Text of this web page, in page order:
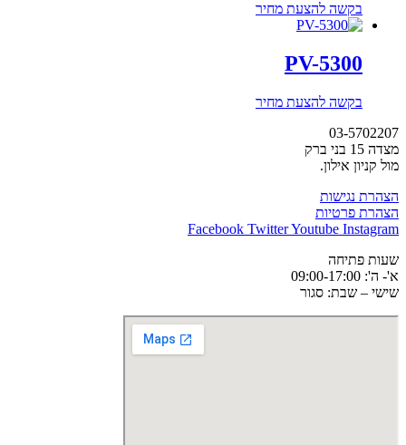
בקשה להצעת מחיר
PV-5300
בקשה להצעת מחיר
03-5702207
מצדה 15 בני ברק
מול קניון אילון.
הצהרת נגישות
הצהרת פרטיות
Facebook TwitterYoutube Instagram
שעות פתיחה
א'- ה': 09:00-17:00
שישי – שבת: סגור